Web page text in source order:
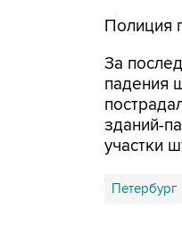
Полиция
За
падения
зданий-
участки
Петербург